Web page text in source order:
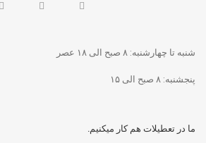
شنبه تا چهارشنبه: ۸ صبح الی ۱۸ عصر
پنجشنبه: ۸ صبح الی ۱۵
ما در تعطیلات هم کار میکنیم.